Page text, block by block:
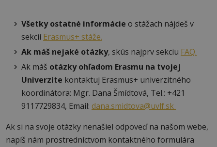
Všetky ostatné informácie o stážach nájdeš v
sekciíErasmus+ stáže.
Ak máš nejaké otázky, skús najprv sekciu FAQ.
Ak máš otázky ohľadom Erasmu na tvojej
Univerzite kontaktuj Erasmus+ univerzitného
koordinátora: Mgr. Dana Šmídtová, Tel.: +421
9117729834, Email: dana.smidtova@uvlf.sk
Ak si na svoje otázky nenašiel odpoveď na našom webe,
napíš nám prostredníctvom kontaktného formulára